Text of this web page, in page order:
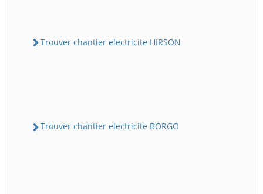
Trouver chantier electricite HIRSON
Trouver chantier electricite BORGO